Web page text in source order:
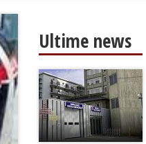
Ultime news